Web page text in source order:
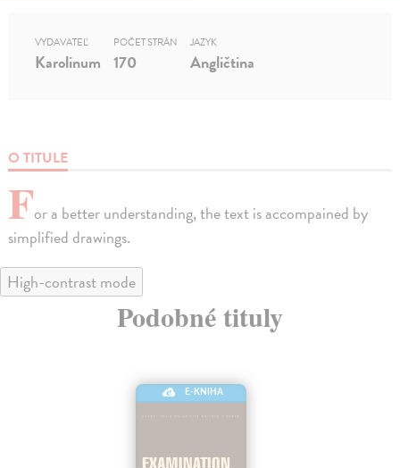
O TITULE
For a better understanding, the text is accompained by
simplified drawings.
VYDAVATEĽ
Karolinum
POČET STRÁN
170
JAZYK
Angličtina
High-contrast mode
Podobné tituly
E-KNIHA